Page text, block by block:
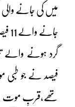
میں کی جانے
فیصد نے جو طبی
تھے،قربِ موت